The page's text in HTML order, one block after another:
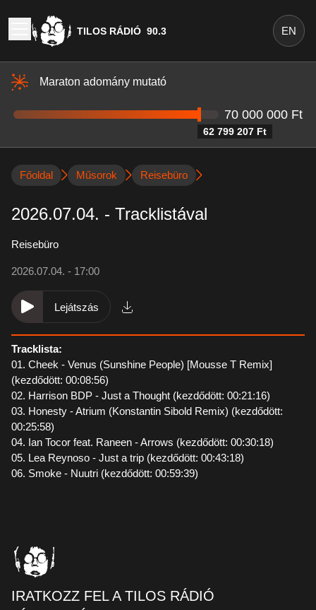
TILOS RÁDIÓ 90.3 EN
Maraton adomány mutató
62 799 207 Ft
70 000 000 Ft
Főoldal Műsorok Reisebüro
2026.07.04. - Tracklistával
Reisebüro
2026.07.04. - 17:00
Lejátszás
Tracklista:
01. Cheek - Venus (Sunshine People) [Mousse T Remix]
(kezdődött: 00:08:56)
02. Harrison BDP - Just a Thought (kezdődött: 00:21:16)
03. Honesty - Atrium (Konstantin Sibold Remix) (kezdődött:
00:25:58)
04. Ian Tocor feat. Raneen - Arrows (kezdődött: 00:30:18)
05. Lea Reynoso - Just a trip (kezdődött: 00:43:18)
06. Smoke - Nuutri (kezdődött: 00:59:39)
IRATKOZZ FEL A TILOS RÁDIÓ